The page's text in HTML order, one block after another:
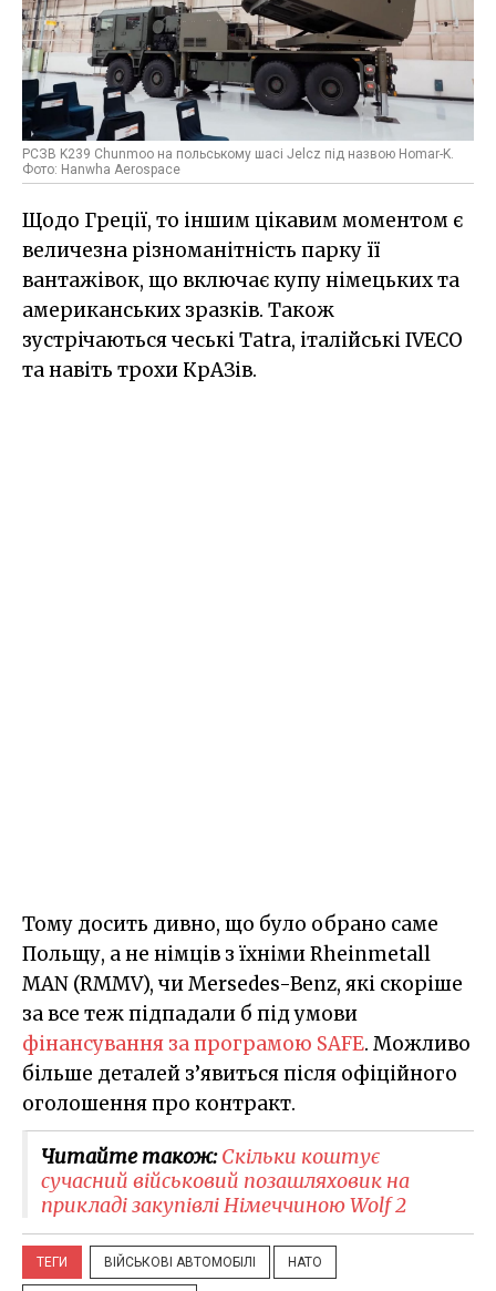
РСЗВ K239 Chunmoo на польському шасі Jelcz під назвою Homar-K.
Фото: Hanwha Aerospace
Щодо Греції, то іншим цікавим моментом є
величезна різноманітність парку її
вантажівок, що включає купу німецьких та
американських зразків. Також
зустрічаються чеські Tatra, італійські IVECO
та навіть трохи КрАЗів.
Тому досить дивно, що було обрано саме
Польщу, а не німців з їхніми Rheinmetall
MAN (RMMV), чи Mersedes-Benz, які скоріше
за все теж підпадали б під умови
фінансування за програмою SAFE. Можливо
більше деталей з’явиться після офіційного
оголошення про контракт.
Читайте також:Скільки коштує
сучасний військовий позашляховик на
прикладі закупівлі Німеччиною Wolf 2
ТЕГИ ВІЙСЬКОВІ АВТОМОБІЛІ НАТО